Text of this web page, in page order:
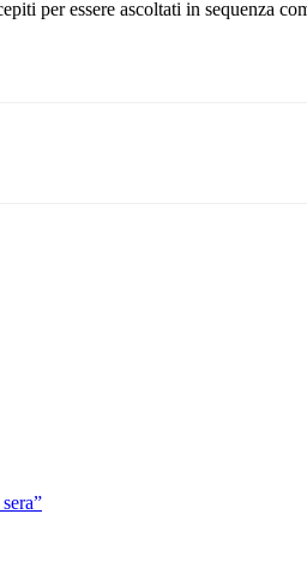
per essere ascoltati in sequenza